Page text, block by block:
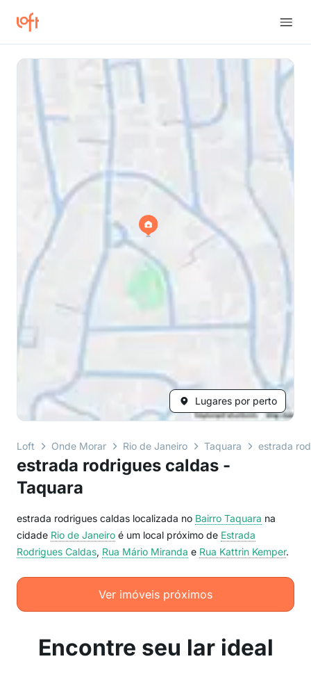
Lugares por perto
Loft Onde Morar Rio de Janeiro Taquara estrada
estrada rodrigues caldas -
Taquara
estrada rodrigues caldas localizada no Bairro Taquara na
cidade Rio de Janeiro é um local próximo de Estrada
Rodrigues Caldas, Rua Mário Miranda e Rua Kattrin Kemper.
Ver imóveis próximos
Encontre seu lar ideal